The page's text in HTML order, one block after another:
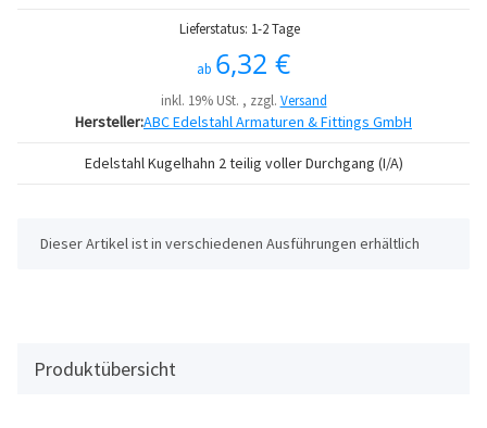
Lieferstatus: 1-2 Tage
ab 6,32 €
inkl. 19% USt. , zzgl. Versand
Hersteller:ABC Edelstahl Armaturen & Fittings GmbH
Edelstahl Kugelhahn 2 teilig voller Durchgang (I/A)
x
Dieser Artikel ist in verschiedenen Ausführungen erhältlich
Produktübersicht